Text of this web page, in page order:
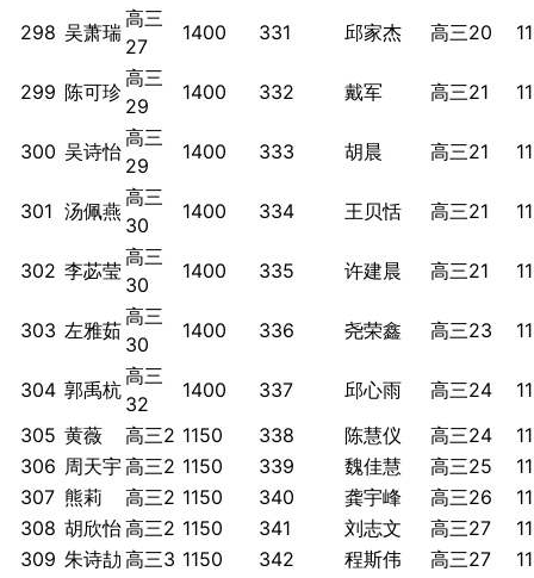
298 吴萧瑞
高三
27
1400 331 邱家杰 高三20
299 陈可珍
高三
29
1400 332 戴军 高三21
300 吴诗怡
高三
29
1400 333 胡晨 高三21
301 汤佩燕
高三
30
1400 334 王贝恬 高三21
302 李苾莹
高三
30
1400 335 许建晨 高三21
303 左雅茹
高三
30
1400 336 尧荣鑫 高三23
304 郭禹杭
高三
32
1400 337 邱心雨 高三24
305 黄薇 高三2 1150 338 陈慧仪 高三24
306 周天宇高三2 1150 339 魏佳慧 高三25
307 熊莉 高三2 1150 340 龚宇峰 高三26
308 胡欣怡高三2 1150 341 刘志文 高三27
309 朱诗劼 高三3 1150 342 程斯伟 高三27